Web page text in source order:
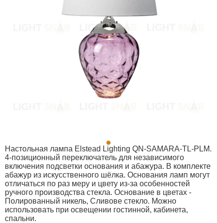
Настольная лампа Elstead Lighting QN-SAMARA-TL-PLM.
4-позиционный переключатель для независимого
включения подсветки основания и абажура. В комплекте
абажур из искусственного шёлка. Основания ламп могут
отличаться по раз меру и цвету из-за особенностей
ручного производства стекла. Основание в цветах -
Полированный никель, Сливове стекло. Можно
использовать при освещении гостинной, кабинета,
спальни.